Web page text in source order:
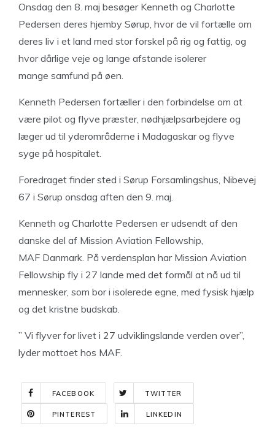
Onsdag den 8. maj besøger Kenneth og Charlotte
Pedersen deres hjemby Sørup, hvor de vil fortælle om
deres liv i et land med stor forskel på rig og fattig, og
hvor dårlige veje og lange afstande isolerer
mange samfund på øen.
Kenneth Pedersen fortæller i den forbindelse om at
være pilot og flyve præster, nødhjælpsarbejdere og
læger ud til yderområderne i Madagaskar og flyve
syge på hospitalet.
Foredraget finder sted i Sørup Forsamlingshus, Nibevej
67 i Sørup onsdag aften den 9. maj.
Kenneth og Charlotte Pedersen er udsendt af den
danske del af Mission Aviation Fellowship,
MAF Danmark. På verdensplan har Mission Aviation
Fellowship fly i 27 lande med det formål at nå ud til
mennesker, som bor i isolerede egne, med fysisk hjælp
og det kristne budskab.
” Vi flyver for livet i 27 udviklingslande verden over”,
lyder mottoet hos MAF.
FACEBOOK TWITTER
PINTEREST LINKEDIN